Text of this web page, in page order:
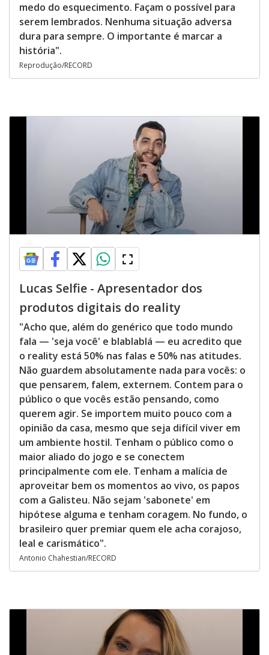
medo do esquecimento. Façam o possível para
serem lembrados. Nenhuma situação adversa
dura para sempre. O importante é marcar a
história".
Reprodução/RECORD
Lucas Selfie - Apresentador dos
produtos digitais do reality
"Acho que, além do genérico que todo mundo
fala — 'seja você' e blablablá — eu acredito que
o reality está 50% nas falas e 50% nas atitudes.
Não guardem absolutamente nada para vocês: o
que pensarem, falem, externem. Contem para o
público o que vocês estão pensando, como
querem agir. Se importem muito pouco com a
opinião da casa, mesmo que seja difícil viver em
um ambiente hostil. Tenham o público como o
maior aliado do jogo e se conectem
principalmente com ele. Tenham a malícia de
aproveitar bem os momentos ao vivo, os papos
com a Galisteu. Não sejam 'sabonete' em
hipótese alguma e tenham coragem. No fundo, o
brasileiro quer premiar quem ele acha corajoso,
leal e carismático".
Antonio Chahestian/RECORD